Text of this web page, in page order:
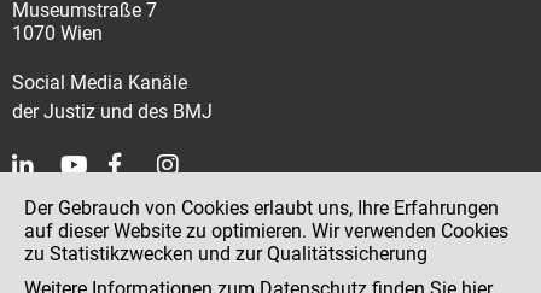
Museumstraße 7
1070 Wien
Social Media Kanäle
der Justiz und des BMJ
Kontakt
Impressum
Der Gebrauch von Cookies erlaubt uns, Ihre Erfahrungen
auf dieser Website zu optimieren. Wir verwenden Cookies
zu Statistikzwecken und zur Qualitätssicherung